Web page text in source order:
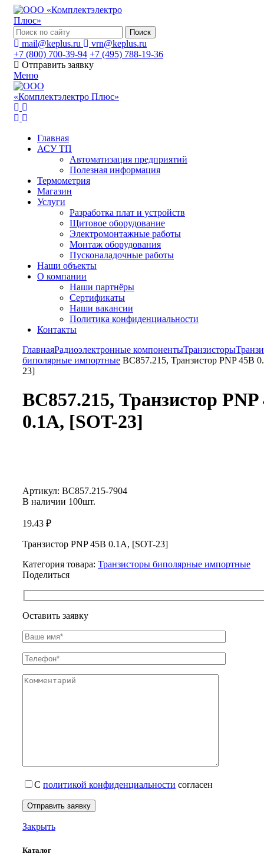
Поиск
mail@keplus.ru
vrn@keplus.ru
+7 (800) 700-39-94 +7 (495) 788-19-36
Отправить заявку
Меню
Главная
АСУ ТП
Автоматизация предприятий
Полезная информация
Термометрия
Магазин
Услуги
Разработка плат и устройств
Щитовое оборудование
Электромонтажные работы
Монтаж оборудования
Пусконаладочные работы
Наши объекты
О компании
Наши партнёры
Сертификаты
Наши вакансии
Политика конфиденциальности
Контакты
ГлавнаяРадиоэлектронные компонентыТранзисторы
биполярные импортные BC857.215, Транзистор PNP 45В
23]
BC857.215, Транзистор
0.1А, [SOT-23]
Артикул: BC857.215-7904
В наличии 100шт.
19.43 ₽
Транзистор PNP 45В 0.1А, [SOT-23]
Категория товара: Транзисторы биполярные импортные
Поделиться
Оставить заявку
С политикой конфиденциальности согласен
Закрыть
Каталог